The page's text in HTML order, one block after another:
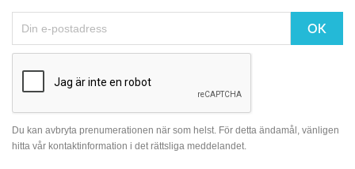
Du kan avbryta prenumerationen när som helst. För detta ändamål, vänligen
hitta vår kontaktinformation i det rättsliga meddelandet.